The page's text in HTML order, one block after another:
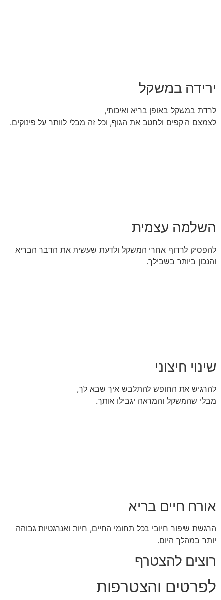
ירידה במשקל
לרדת במשקל באופן בריא ואיכותי,
לצמצם היקפים ולחטב את הגוף, וכל זה מבלי לוותר על פינוקים.
השלמה עצמית
להפסיק לרדוף אחרי המשקל ולדעת שעשית את הדבר הבריא
והנכון ביותר בשבילך.
שינוי חיצוני
להרגיש את החופש להתלבש איך שבא לך,
מבלי שהמשקל והמראה יגבילו אותך.
אורח חיים בריא
הרגשת שיפור חיובי בכל תחומי החיים, חיות ואנרגטיות גבוהה
יותר במהלך היום.
רוצים להצטרף
לפרטים והצטרפות